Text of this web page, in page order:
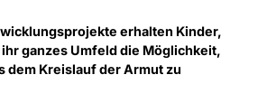
erhalten Kinder,
ganzes Umfeld die Möglichkeit,
dem Kreislauf der Armut zu